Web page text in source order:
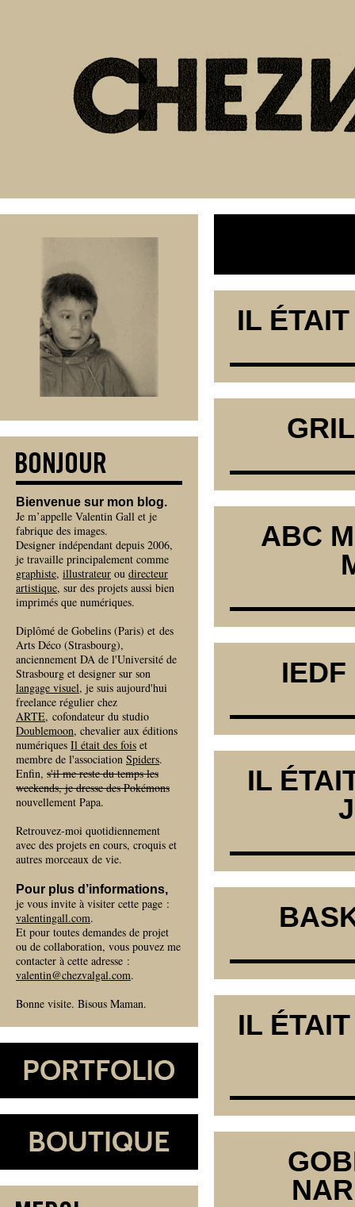
IL
ABC
IEDF
IL
IL
Bienvenue sur mon blog.
Je m’appelle Valentin Gall et je
fabrique des images.
Designer indépendant depuis 2006,
je travaille principalement comme
graphiste, illustrateur ou directeur
artistique, sur des projets aussi bien
imprimés que numériques.
Diplômé de Gobelins (Paris) et des
Arts Déco (Strasbourg),
anciennement DA de l'Université de
Strasbourg et designer sur son
langage visuel, je suis aujourd'hui
freelance régulier chez
ARTE, cofondateur du studio
Doublemoon, chevalier aux éditions
numériques Il était des fois et
membre de l'association Spiders.
Enfin, s'il me reste du temps les
weekends, je dresse des Pokémons
nouvellement Papa.
Retrouvez-moi quotidiennement
avec des projets en cours, croquis et
autres morceaux de vie.
Pour plus d’informations,
je vous invite à visiter cette page :
valentingall.com.
Et pour toutes demandes de projet
ou de collaboration, vous pouvez me
contacter à cette adresse :
valentin@chezvalgal.com.
Bonne visite. Bisous Maman.